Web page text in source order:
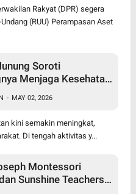
Rakyat (DPR) segera
(RUU) Perampasan Aset
Soroti
Menjaga Kesehatan
penanganan
- MAY 02, 2026
kini semakin meningkat,
Di tengah aktivitas y...
Montessori
Sunshine Teachers’